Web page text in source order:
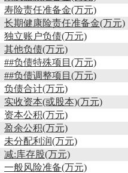
寿险责任准备金(万元)
长期健康险责任准备金(万元)
独立账户负债(万元)
其他负债(万元)
##负债特殊项目(万元)
##负债调整项目(万元)
负债合计(万元)
实收资本(或股本)(万元)
资本公积(万元)
盈余公积(万元)
未分配利润(万元)
减:库存股(万元)
一般风险准备(万元)